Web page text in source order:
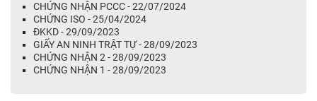
CHỨNG NHẬN PCCC - 22/07/2024
CHỨNG ISO - 25/04/2024
ĐKKD - 29/09/2023
GIẤY AN NINH TRẬT TỰ - 28/09/2023
CHỨNG NHẬN 2 - 28/09/2023
CHỨNG NHẬN 1 - 28/09/2023